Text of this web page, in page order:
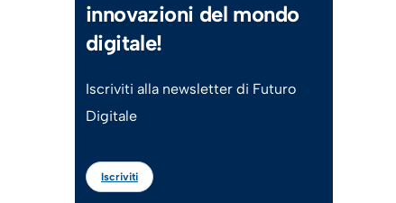
innovazioni del mondo
digitale!
Iscriviti alla newsletter di Futuro
Digitale
Iscriviti